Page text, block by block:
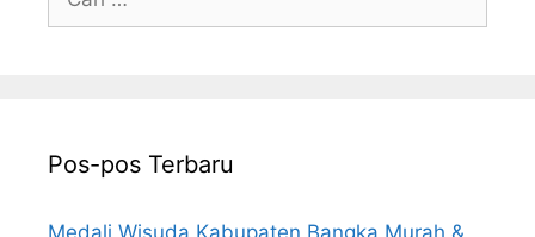
untuk:
Pos-pos Terbaru
Medali Wisuda Kabupaten Bangka Murah &